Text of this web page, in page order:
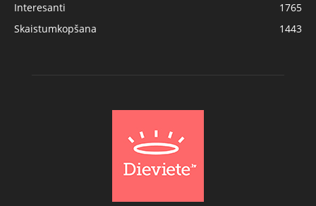
Interesanti
1765
Skaistumkopšana
1443